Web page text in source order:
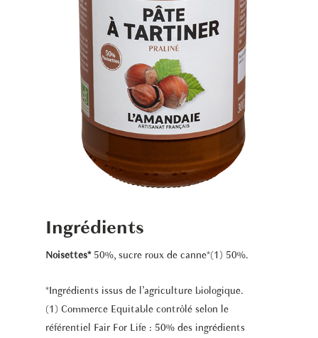
Ingrédients
Noisettes*50%, sucre roux de canne*(1) 50%.
*Ingrédients issus de l’agriculture biologique.
(1) Commerce Equitable contrôlé selon le
référentiel Fair For Life : 50% des ingrédients